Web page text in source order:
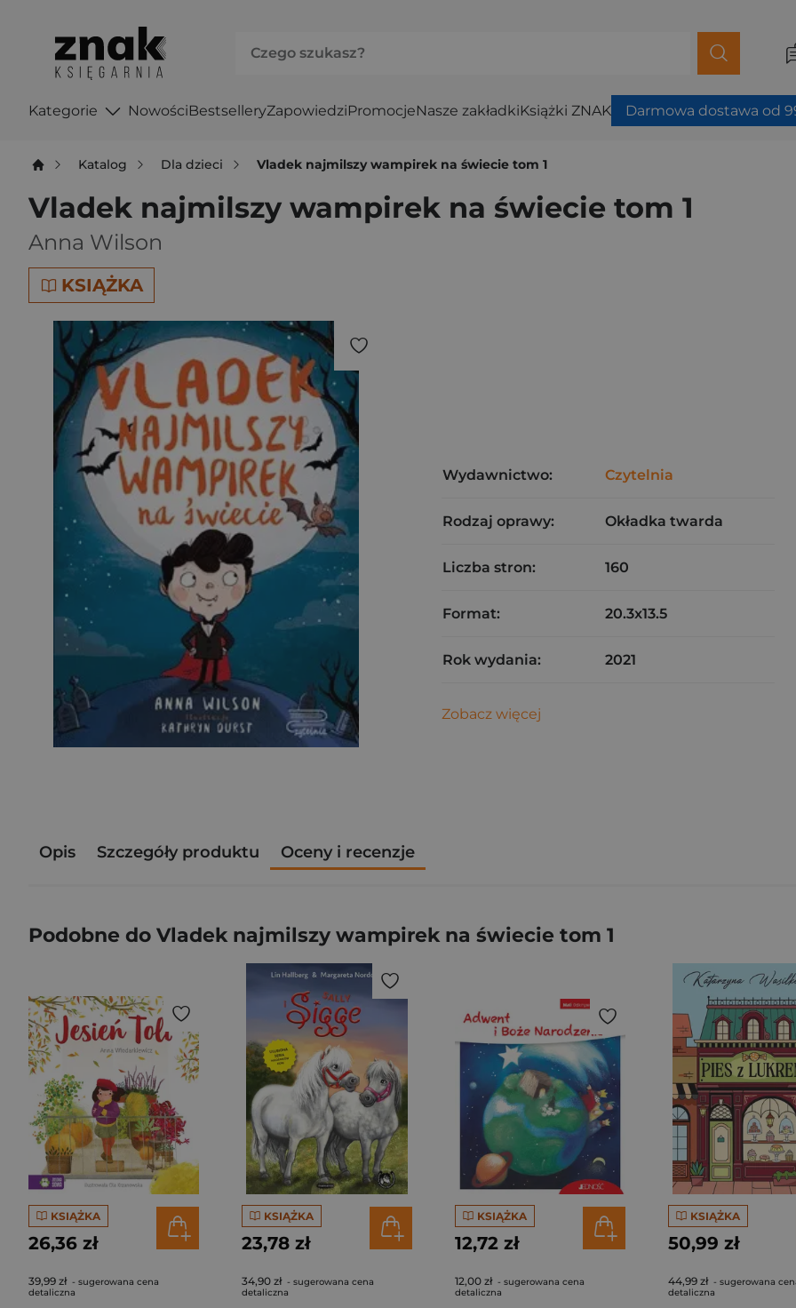
Kategorie NowościBestselleryZapowiedziPromocjeNasze zakładkiKsiążki ZNAK Darmowa dostawa od
Katalog Dla dzieci Vladek najmilszy wampirek na świecie tom 1
Vladek najmilszy wampirek na świecie tom 1
Anna Wilson
KSIĄŻKA
Wydawnictwo: Czytelnia
Rodzaj oprawy: Okładka twarda
Liczba stron: 160
Format: 20.3x13.5
Rok wydania: 2021
Zobacz więcej
Opis Szczegóły produktu Oceny i recenzje
Podobne do Vladek najmilszy wampirek na świecie tom 1
KSIĄŻKA
26,36 zł
39,99 zł - sugerowana cena
detaliczna
KSIĄŻKA
23,78 zł
34,90 zł - sugerowana cena
detaliczna
KSIĄŻKA
12,72 zł
12,00 zł - sugerowana cena
detaliczna
KSIĄŻKA
50,99 zł
44,99 zł - sugerowana
detaliczna